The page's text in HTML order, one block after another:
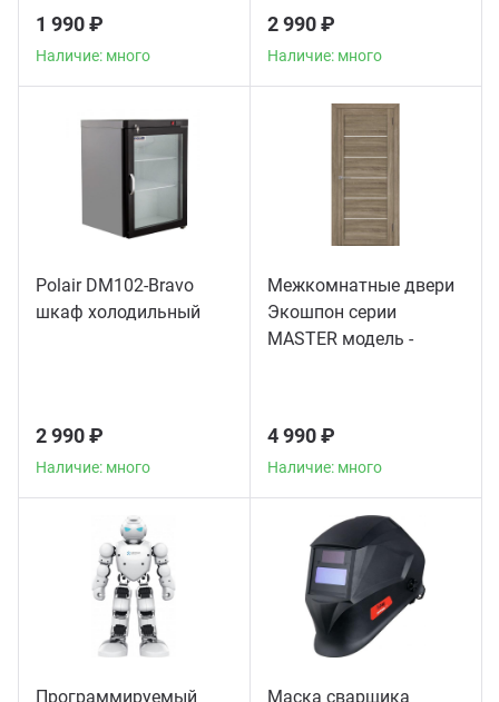
1 990 ₽
Наличие: много
2 990 ₽
Наличие: много
Polair DM102-Bravo
шкаф холодильный
2 990 ₽
Наличие: много
Межкомнатные двери
Экошпон серии
MASTER модель -
4 990 ₽
Наличие: много
Программируемый
Маска сварщика